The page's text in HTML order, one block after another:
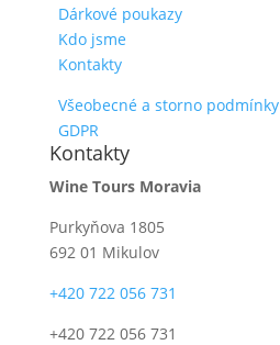
Dárkové poukazy
Kdo jsme
Kontakty
Všeobecné a storno podmínky
GDPR
Kontakty
Wine Tours Moravia
Purkyňova 1805
692 01 Mikulov
+420 722 056 731
+420 722 056 731